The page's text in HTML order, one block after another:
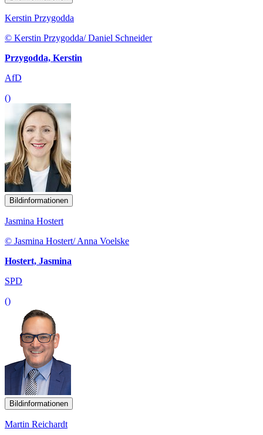
Kerstin Przygodda
© Kerstin Przygodda/ Daniel Schneider
Przygodda, Kerstin
AfD
()
Bildinformationen
Jasmina Hostert
© Jasmina Hostert/ Anna Voelske
Hostert, Jasmina
SPD
()
Bildinformationen
Martin Reichardt